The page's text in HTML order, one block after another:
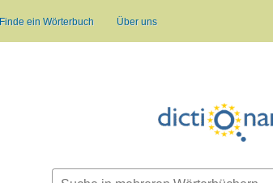
Finde ein Wörterbuch Über uns